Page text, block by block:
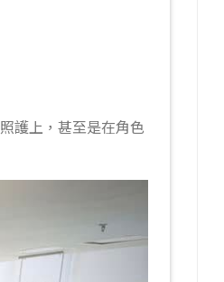
護上，甚至是在角色